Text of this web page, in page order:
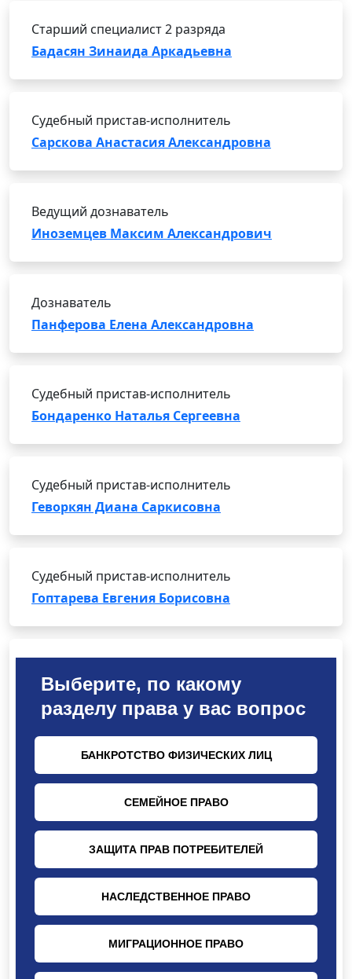
Старший специалист 2 разряда
Бадасян Зинаида Аркадьевна
Судебный пристав-исполнитель
Сарскова Анастасия Александровна
Ведущий дознаватель
Иноземцев Максим Александрович
Дознаватель
Панферова Елена Александровна
Судебный пристав-исполнитель
Бондаренко Наталья Сергеевна
Судебный пристав-исполнитель
Геворкян Диана Саркисовна
Судебный пристав-исполнитель
Гоптарева Евгения Борисовна